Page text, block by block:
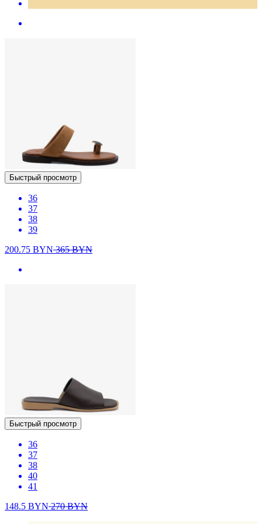
Быстрый просмотр
36
37
38
39
200.75 BYN365BYN
Быстрый просмотр
36
37
38
40
41
148.5 BYN270BYN